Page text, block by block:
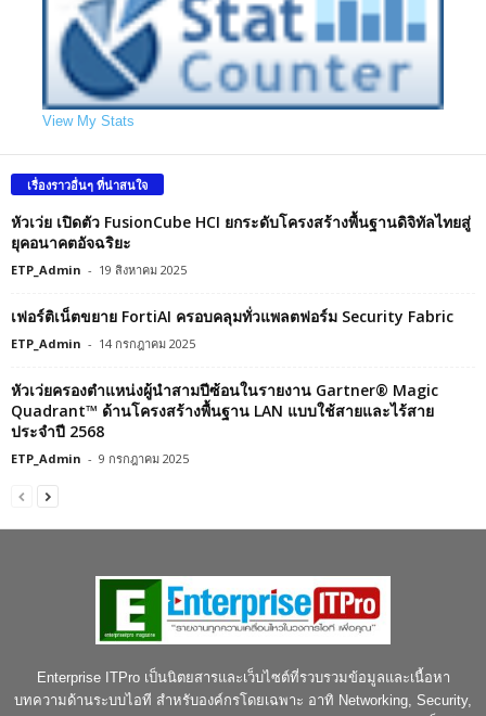
View My Stats
เรื่องราวอื่นๆ ที่น่าสนใจ
หัวเว่ย เปิดตัว FusionCube HCI ยกระดับโครงสร้างพื้นฐานดิจิทัลไทยสู่
ยุคอนาคตอัจฉริยะ
ETP_Admin - 19 สิงหาคม 2025
เฟอร์ติเน็ตขยาย FortiAI ครอบคลุมทั่วแพลตฟอร์ม Security Fabric
ETP_Admin - 14 กรกฎาคม 2025
หัวเว่ยครองตำแหน่งผู้นำสามปีซ้อนในรายงาน Gartner® Magic
Quadrant™ ด้านโครงสร้างพื้นฐาน LAN แบบใช้สายและไร้สาย
ประจำปี 2568
ETP_Admin - 9 กรกฎาคม 2025
Enterprise ITPro เป็นนิตยสารและเว็บไซต์ที่รวบรวมข้อมูลและเนื้อหา
บทความด้านระบบไอที สำหรับองค์กรโดยเฉพาะ อาทิ Networking, Security,